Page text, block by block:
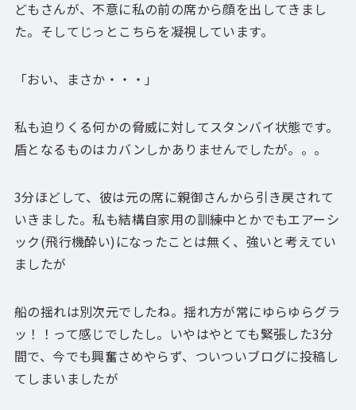
どもさんが、不意に私の前の席から顔を出してきまし
た。そしてじっとこちらを凝視しています。
「おい、まさか・・・」
私も迫りくる何かの脅威に対してスタンバイ状態です。
盾となるものはカバンしかありませんでしたが。。。
3分ほどして、彼は元の席に親御さんから引き戻されて
いきました。私も結構自家用の訓練中とかでもエアーシ
ック(飛行機酔い)になったことは無く、強いと考えてい
ましたが
船の揺れは別次元でしたね。揺れ方が常にゆらゆらグラ
ッ！！って感じでしたし。いやはやとても緊張した3分
間で、今でも興奮さめやらず、ついついブログに投稿し
てしまいましたが